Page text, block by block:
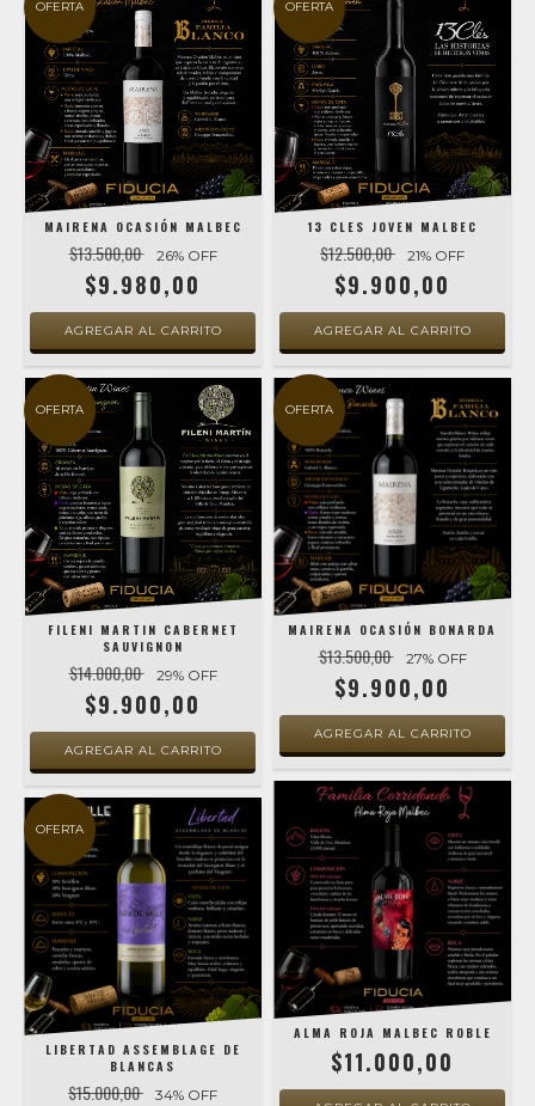
OFERTA
MAIRENA OCASIÓN MALBEC
$13.500,00 26% OFF
$9.980,00
OFERTA
13 CLES JOVEN MALBEC
$12.500,00 21% OFF
$9.900,00
OFERTA
FILENI MARTIN CABERNET
SAUVIGNON
$14.000,00 29% OFF
$9.900,00
OFERTA
MAIRENA OCASIÓN BONARDA
$13.500,00 27% OFF
$9.900,00
OFERTA
LIBERTAD ASSEMBLAGE DE
BLANCAS
$15.000,00 34% OFF
ALMA ROJA MALBEC ROBLE
$11.000,00